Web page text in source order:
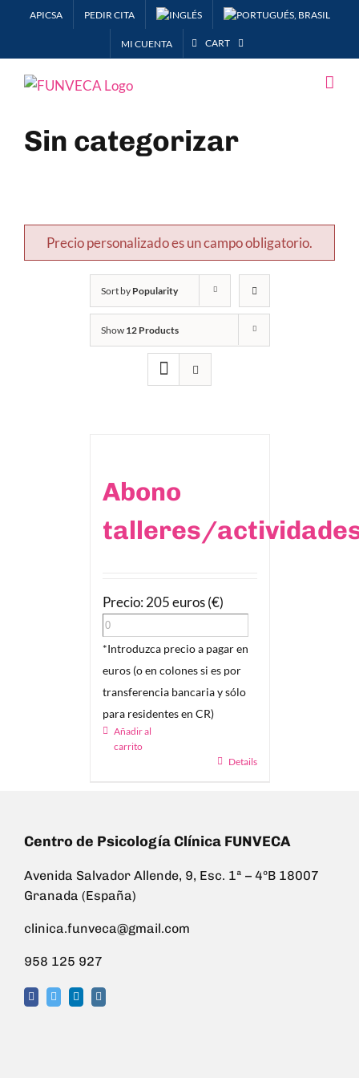
APICSA PEDIR CITA
MI CUENTA CART
Sin categorizar
Precio personalizado es un campo obligatorio.
Sort by Popularity
Show 12 Products
Abono
talleres/
Precio: 205 euros (€)
*Introduzca precio a pagar en
euros (o en colones si es por
transferencia bancaria y sólo
para residentes en CR)
Añadir al
carrito
Details
Centro de Psicología Clínica FUNVECA
Avenida Salvador Allende, 9, Esc. 1ª – 4ºB 18007
Granada (España)
clinica.funveca@gmail.com
958 125 927